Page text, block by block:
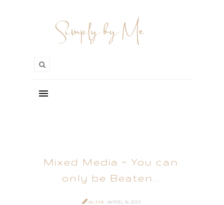
Mixed Media ~ You can
only be Beaten...
ALMA - APRIL 14, 2023